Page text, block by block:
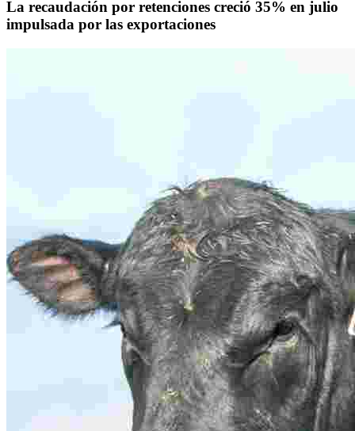
La recaudación por retenciones creció 35% en julio
impulsada por las exportaciones